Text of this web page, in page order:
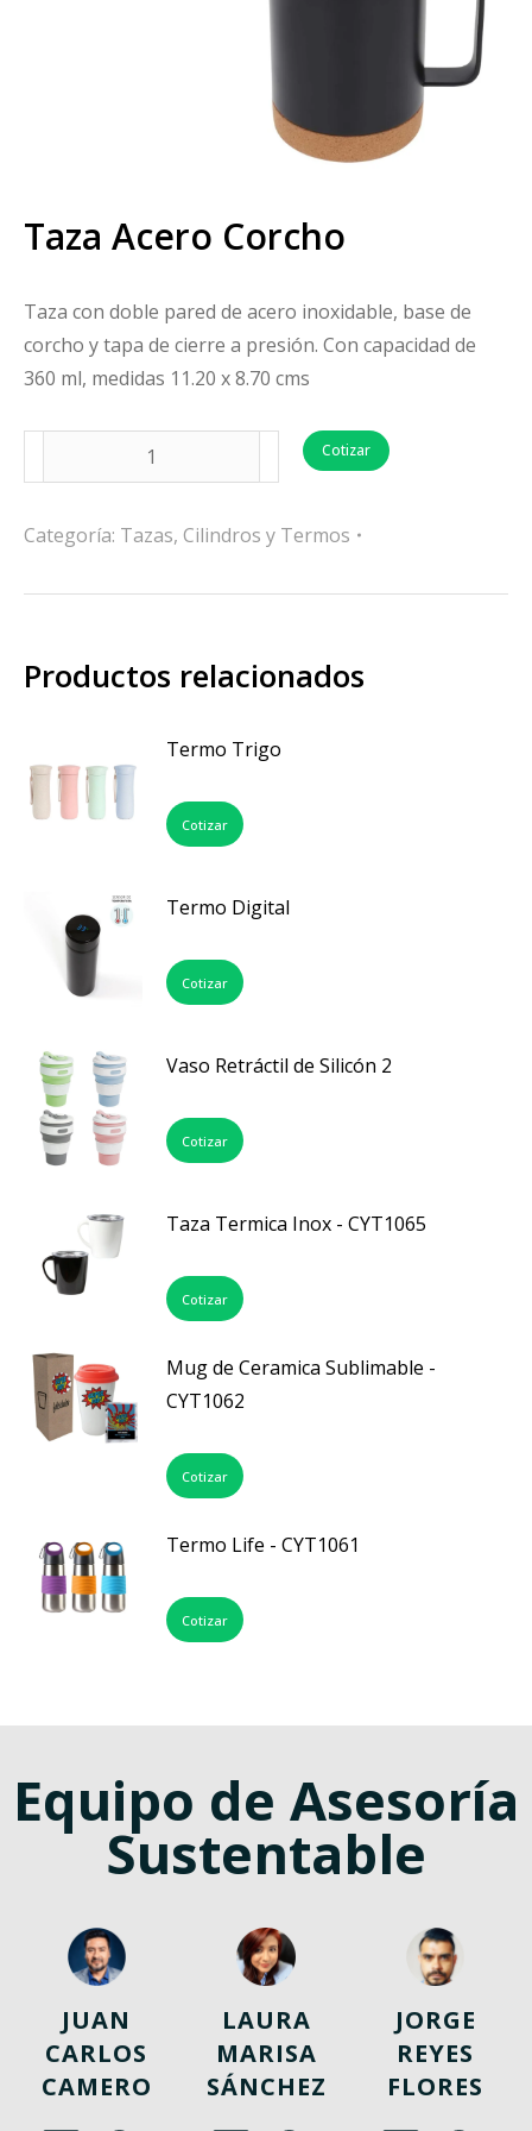
Taza Acero Corcho
Taza con doble pared de acero inoxidable, base de
corcho y tapa de cierre a presión. Con capacidad de
360 ml, medidas 11.20 x 8.70 cms
Cotizar
Categoría: Tazas, Cilindros y Termos
Productos relacionados
Termo Trigo
Cotizar
Termo Digital
Cotizar
Vaso Retráctil de Silicón 2
Cotizar
Taza Termica Inox - CYT1065
Cotizar
Mug de Ceramica Sublimable -
CYT1062
Cotizar
Termo Life - CYT1061
Cotizar
Equipo de Asesoría
Sustentable
JUAN
CARLOS
CAMERO
LAURA
MARISA
SÁNCHEZ
JORGE
REYES
FLORES